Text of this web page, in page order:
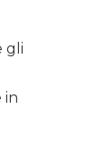
gli
in